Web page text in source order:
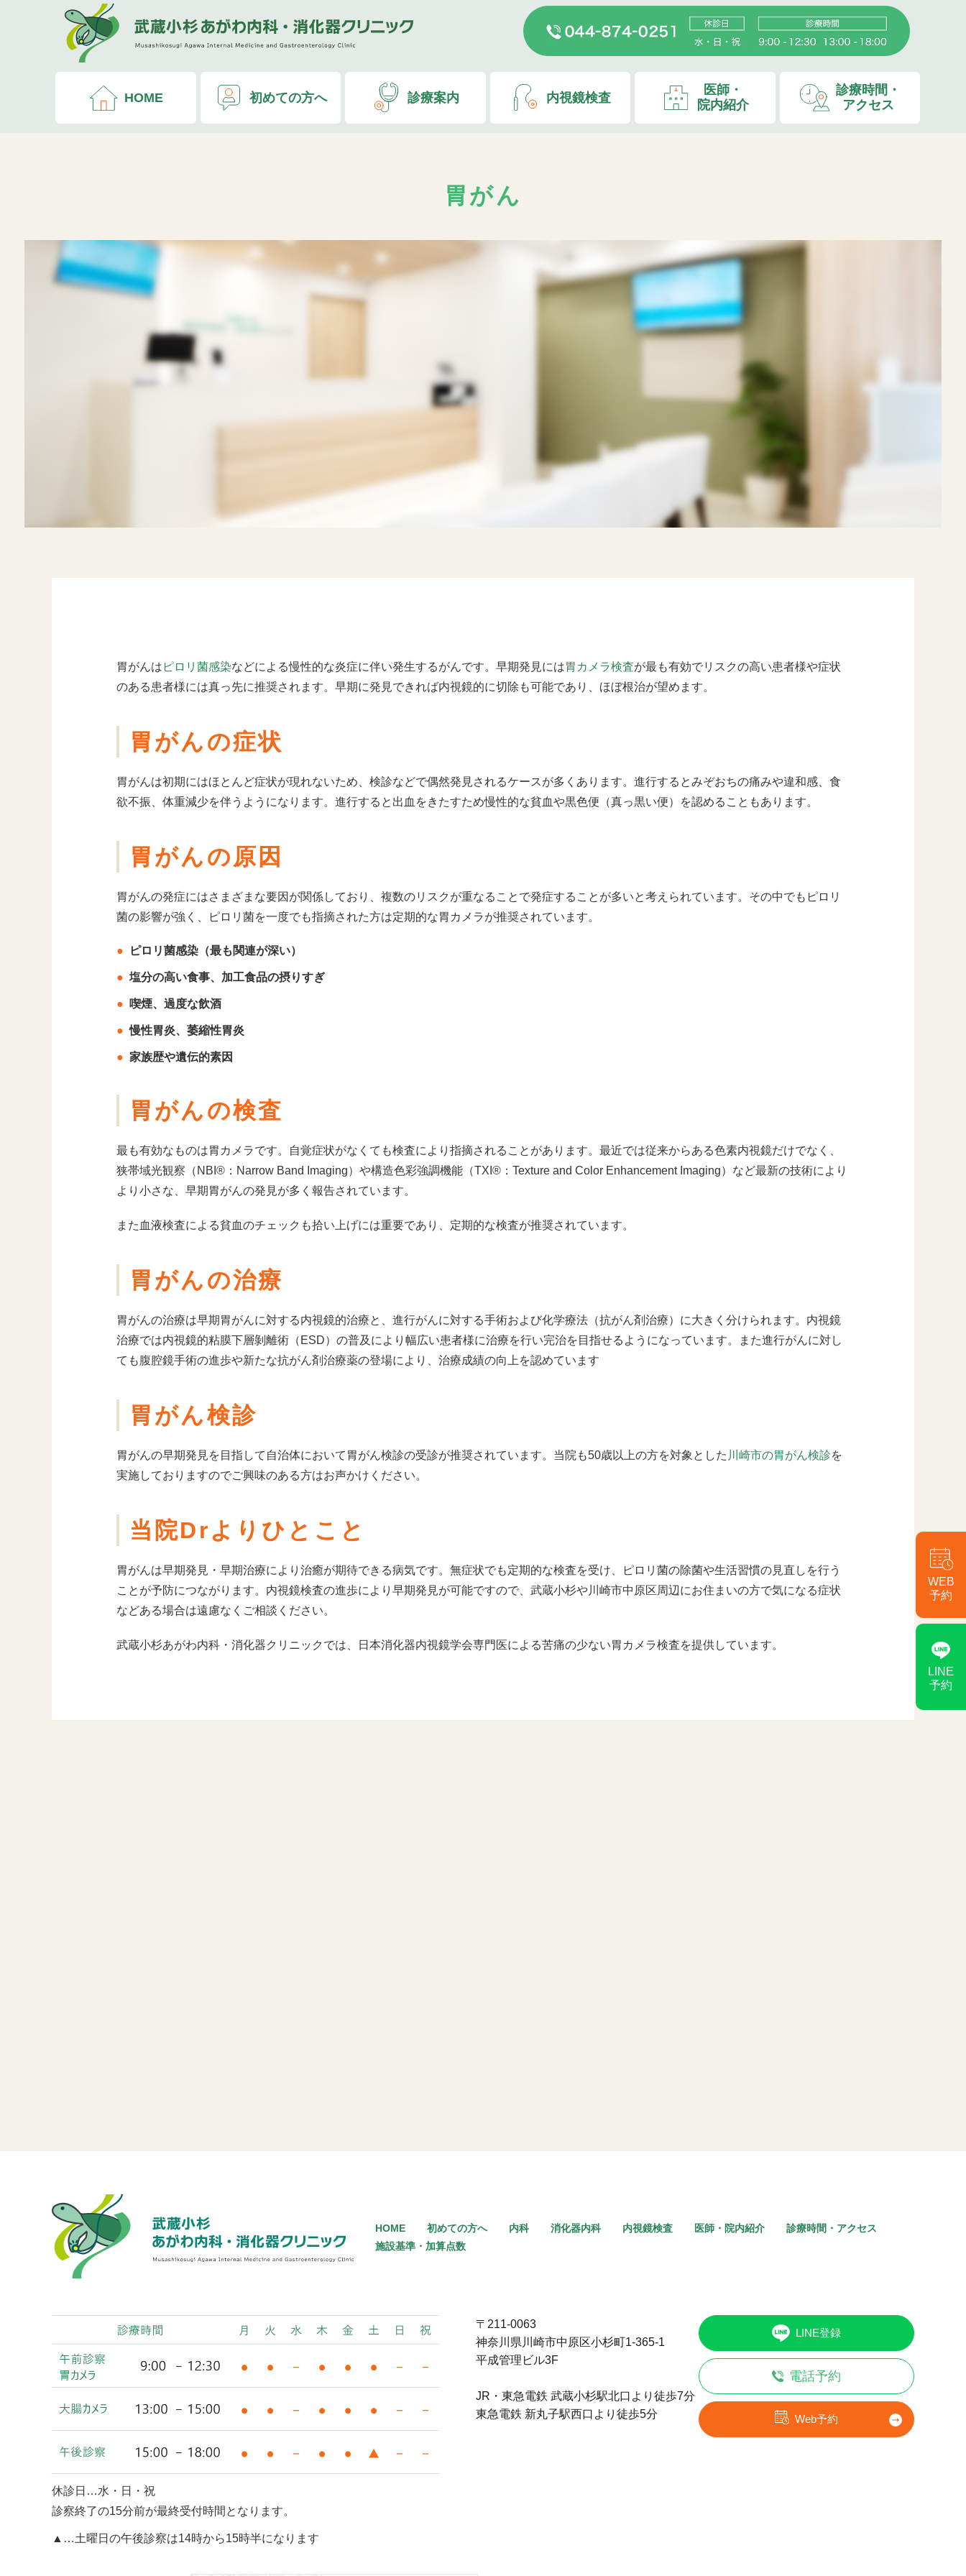
HOME 初めての方へ 診療案内 内視鏡検査
医師・
院内紹介
診療時間・
アクセス
胃がん
WEB
予約
LINE
予約
胃がんは ピロリ菌感染などによる慢性的な炎症に伴い発生するがんです。早期発見には胃カメラ検査が最も有効でリスクの高い患者様や症状
のある患者様には真っ先に推奨されます。早期に発見できれば内視鏡的に切除も可能であり、ほぼ根治が望めます。
胃がんの症状
胃がんは初期にはほとんど症状が現れないため、検診などで偶然発見されるケースが多くあります。進行するとみぞおちの痛みや違和感、食
欲不振、体重減少を伴うようになります。進行すると出血をきたすため慢性的な貧血や黒色便（真っ黒い便）を認めることもあります。
胃がんの原因
胃がんの発症にはさまざまな要因が関係しており、複数のリスクが重なることで発症することが多いと考えられています。その中でもピロリ
菌の影響が強く、ピロリ菌を一度でも指摘された方は定期的な胃カメラが推奨されています。
ピロリ菌感染（最も関連が深い）
塩分の高い食事、加工食品の摂りすぎ
喫煙、過度な飲酒
慢性胃炎、萎縮性胃炎
家族歴や遺伝的素因
胃がんの検査
最も有効なものは胃カメラです。自覚症状がなくても検査により指摘されることがあります。最近では従来からある色素内視鏡だけでなく、
狭帯域光観察（NBI®：Narrow Band Imaging）や構造色彩強調機能（TXI®：Texture and Color Enhancement Imaging）など最新の技術により
より小さな、早期胃がんの発見が多く報告されています。
また血液検査による貧血のチェックも拾い上げには重要であり、定期的な検査が推奨されています。
胃がんの治療
胃がんの治療は早期胃がんに対する内視鏡的治療と、進行がんに対する手術および化学療法（抗がん剤治療）に大きく分けられます。内視鏡
治療では内視鏡的粘膜下層剝離術（ESD）の普及により幅広い患者様に治療を行い完治を目指せるようになっています。また進行がんに対し
ても腹腔鏡手術の進歩や新たな抗がん剤治療薬の登場により、治療成績の向上を認めています
胃がん検診
胃がんの早期発見を目指して自治体において胃がん検診の受診が推奨されています。当院も50歳以上の方を対象とした 川崎市の胃がん検診を
実施しておりますのでご興味のある方はお声かけください。
当院Drよりひとこと
胃がんは早期発見・早期治療により治癒が期待できる病気です。無症状でも定期的な検査を受け、ピロリ菌の除菌や生活習慣の見直しを行う
ことが予防につながります。内視鏡検査の進歩により早期発見が可能ですので、武蔵小杉や川崎市中原区周辺にお住まいの方で気になる症状
などある場合は遠慮なくご相談ください。
武蔵小杉あがわ内科・消化器クリニックでは、日本消化器内視鏡学会専門医による苦痛の少ない胃カメラ検査を提供しています。
HOME 初めての方へ 内科 消化器内科 内視鏡検査 医師・院内紹介
診療時間・アクセス
施設基準・加算点数
休診日…水・日・祝
診察終了の15分前が最終受付時間となります。
▲…土曜日の午後診察は14時から15時半になります
〒211-0063
神奈川県川崎市中原区⼩杉町1-365-1
平成管理ビル3F
JR・東急電鉄 武蔵小杉駅北口より徒歩7分
東急電鉄 新丸子駅西口より徒歩5分
LINE登録
電話予約
Web予約